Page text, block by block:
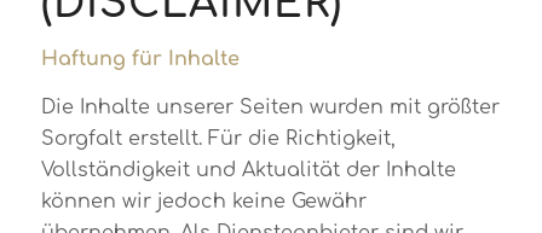
Haftung für Inhalte
Die Inhalte unserer Seiten wurden mit größter
Sorgfalt erstellt. Für die Richtigkeit,
Vollständigkeit und Aktualität der Inhalte
können wir jedoch keine Gewähr